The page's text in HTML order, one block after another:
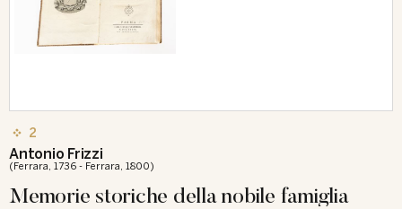
2
Antonio Frizzi
(Ferrara, 1736 - Ferrara, 1800)
Memorie storiche della nobile famiglia